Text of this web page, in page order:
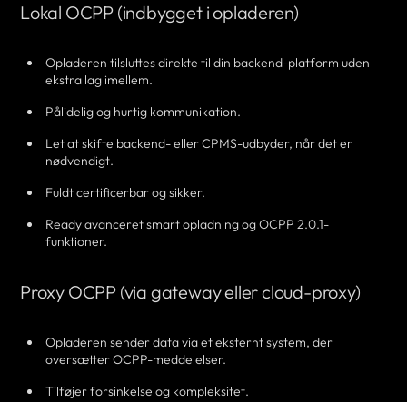
Lokal OCPP (indbygget i opladeren)
Opladeren tilsluttes direkte til din backend-platform uden
ekstra lag imellem.
Pålidelig og hurtig kommunikation.
Let at skifte backend- eller CPMS-udbyder, når det er
nødvendigt.
Fuldt certificerbar og sikker.
Ready avanceret smart opladning og OCPP 2.0.1-
funktioner.
Proxy OCPP (via gateway eller cloud-proxy)
Opladeren sender data via et eksternt system, der
oversætter OCPP-meddelelser.
Tilføjer forsinkelse og kompleksitet.